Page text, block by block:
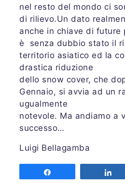
nel resto del mondo ci
di rilievo.Un dato
anche in chiave di future
è senza dubbio stato il
territorio asiatico ed la
drastica riduzione
dello snow cover, che
Gennaio, si avvia ad un
ugualmente
notevole. Ma andiamo a
successo…
Luigi Bellagamba